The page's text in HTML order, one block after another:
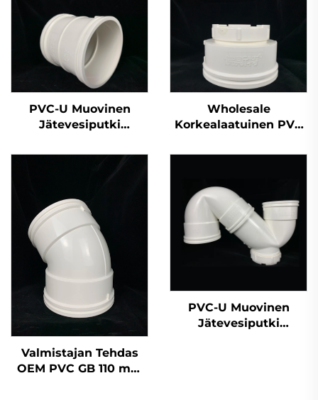
PVC-U Muovinen
Jätevesiputki
Kaksinkertainen Liitin
Wholesale
Korkealaatuinen PVC
Jätevesiputki
Putkiliittimen
Päätykorkki 50 mm
200 mm 2 tuumaa
Valmistajan Tehdas
OEM PVC GB 110 mm
PVC-U Muovinen
Jätevesiputki